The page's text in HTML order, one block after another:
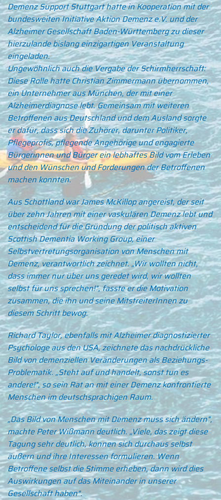
Demenz Support Stuttgart hatte in Kooperation mit der
bundesweiten Initiative Aktion Demenz e.V. und der
Alzheimer Gesellschaft Baden-Württemberg zu dieser
hierzulande bislang einzigartigen Veranstaltung
eingeladen.
Ungewöhnlich auch die Vergabe der Schirmherrschaft:
Diese Rolle hatte Christian Zimmermann übernommen,
ein Unternehmer aus München, der mit einer
Alzheimerdiagnose lebt. Gemeinsam mit weiteren
Betroffenen aus Deutschland und dem Ausland sorgte
er dafür, dass sich die Zuhörer, darunter Politiker,
Pflegeprofis, pflegende Angehörige und engagierte
Bürgerinnen und Bürger ein lebhaftes Bild vom Erleben
und den Wünschen und Forderungen der Betroffenen
machen konnten.
Aus Schottland war James McKillop angereist, der seit
über zehn Jahren mit einer vaskulären Demenz lebt und
entscheidend für die Gründung der politisch aktiven
Scottish Dementia Working Group, einer
Selbstvertretungsorganisation von Menschen mit
Demenz, verantwortlich zeichnet. „Wir wollten nicht,
dass immer nur über uns geredet wird, wir wollten
selbst für uns sprechen!", fasste er die Motivation
zusammen, die ihn und seine MitstreiterInnen zu
diesem Schritt bewog.
Richard Taylor, ebenfalls mit Alzheimer diagnostizierter
Psychologe aus den USA, zeichnete das nachdrückliche
Bild von demenziellen Veränderungen als Beziehungs-
Problematik. „Steht auf und handelt, sonst tun es
andere!", so sein Rat an mit einer Demenz konfrontierte
Menschen im deutschsprachigen Raum.
„Das Bild von Menschen mit Demenz muss sich ändern",
machte Peter Wißmann deutlich. „Viele, das zeigt diese
Tagung sehr deutlich, können sich durchaus selbst
äußern und ihre Interessen formulieren. Wenn
Betroffene selbst die Stimme erheben, dann wird dies
Auswirkungen auf das Miteinander in unserer
Gesellschaft haben".